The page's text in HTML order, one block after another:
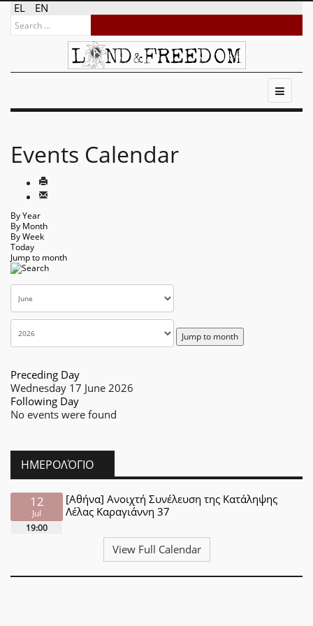
EL EN
Events Calendar
By Year
By Month
By Week
Today
Jump to month
Jump to month
Preceding Day
Wednesday 17 June 2026
Following Day
No events were found
ΗΜΕΡΟΛΌΓΙΟ
12
Jul
19:00
[Αθήνα] Ανοιχτή Συνέλευση της Κατάληψης
Λέλας Καραγιάννη 37
View Full Calendar